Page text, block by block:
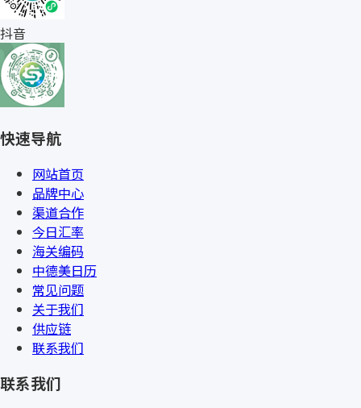
抖音
快速导航
网站首页
品牌中心
渠道合作
今日汇率
海关编码
中德美日历
常见问题
关于我们
供应链
联系我们
联系我们